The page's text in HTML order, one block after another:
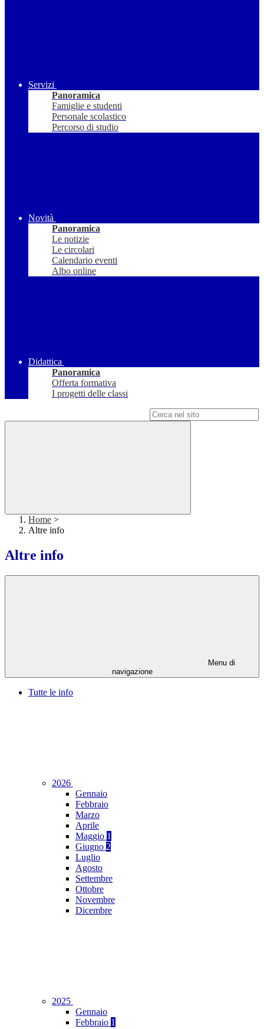
Servizi
Panoramica
Famiglie e studenti
Personale scolastico
Percorso di studio
Novità
Panoramica
Le notizie
Le circolari
Calendario eventi
Albo online
Didattica
Panoramica
Offerta formativa
I progetti delle classi
Home >
Altre info
Altre info
Menu di
navigazione
Tutte le info
2026
Gennaio
Febbraio
Marzo
Aprile
Maggio 1
Giugno 2
Luglio
Agosto
Settembre
Ottobre
Novembre
Dicembre
2025
Gennaio
Febbraio 1